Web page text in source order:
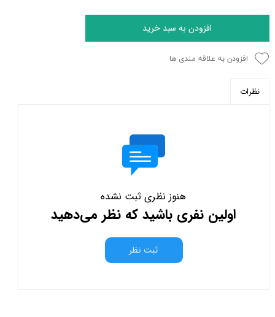
افزودن به سبد خرید
افزودن به علاقه مندی ها
نظرات
هنوز نظری ثبت نشده
اولین نفری باشید که نظر می‌دهید
ثبت نظر